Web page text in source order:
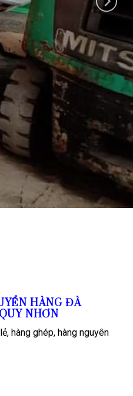
HÀNG ĐÀ
NHƠN
hàng ghép, hàng nguyên